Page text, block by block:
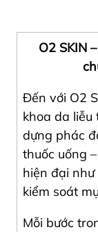
O2 SKIN
Đến với O2
khoa da
dựng phác
thuốc uống
hiện đại như
kiểm soát
Mỗi bước